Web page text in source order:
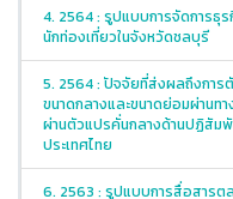
4. 2564 : รูปแบบการจัดการธุ
นักท่องเที่ยวในจังหวัดชลบุรี
5. 2564 : ปัจจัยที่ส่งผลถึงการ
ขนาดกลางและขนาดย่อมผ่านท
ผ่านตัวแปรคั่นกลางด้านปฏิสัม
ประเทศไทย
6. 2563 : รูปแบบการสื่อสาร